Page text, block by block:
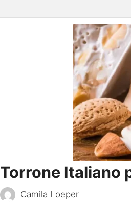
Torrone Italiano
Camila Loeper